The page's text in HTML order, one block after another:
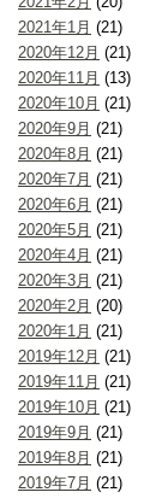
2021年1月 (21)
2020年12月 (21)
2020年11月 (13)
2020年10月 (21)
2020年9月 (21)
2020年8月 (21)
2020年7月 (21)
2020年6月 (21)
2020年5月 (21)
2020年4月 (21)
2020年3月 (21)
2020年2月 (20)
2020年1月 (21)
2019年12月 (21)
2019年11月 (21)
2019年10月 (21)
2019年9月 (21)
2019年8月 (21)
2019年7月 (21)